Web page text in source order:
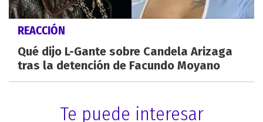
REACCIÓN
Qué dijo L-Gante sobre Candela Arizaga
tras la detención de Facundo Moyano
Te puede interesar